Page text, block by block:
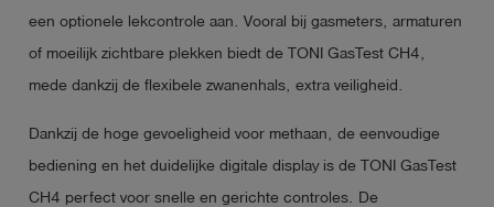
een optionele lekcontrole aan. Vooral bij gasmeters, armaturen
of moeilijk zichtbare plekken biedt de TONI GasTest CH4,
mede dankzij de flexibele zwanenhals, extra veiligheid.
Dankzij de hoge gevoeligheid voor methaan, de eenvoudige
bediening en het duidelijke digitale display is de TONI GasTest
CH4 perfect voor snelle en gerichte controles. De